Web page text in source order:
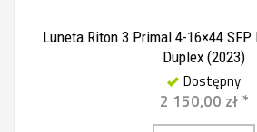
Luneta Riton 3 Primal 4-16×44
Duplex (2023)
Dostępny
2 150,00 zł *